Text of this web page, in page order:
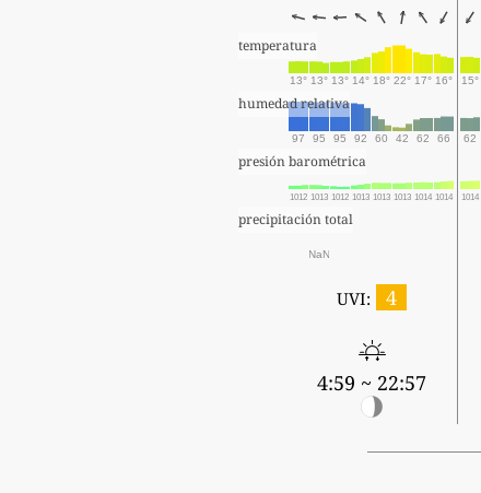
temperatura
13° 13° 13° 14° 18° 22° 17° 16° 15°
humedad relativa
97 95 95 92 60 42 62 66 62
presión barométrica
1012 1013 1012 1013 1013 1013 1014 1014 1014
precipitación total
NaN
UVI: 4
4:59 ~ 22:57